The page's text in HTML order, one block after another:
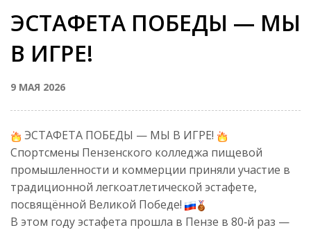
ЭСТАФЕТА ПОБЕДЫ — МЫ
В ИГРЕ!
9 МАЯ 2026
ЭСТАФЕТА ПОБЕДЫ — МЫ В ИГРЕ!
Спортсмены Пензенского колледжа пищевой
промышленности и коммерции приняли участие в
традиционной легкоатлетической эстафете,
посвящённой Великой Победе!
В этом году эстафета прошла в Пензе в 80‑й раз —